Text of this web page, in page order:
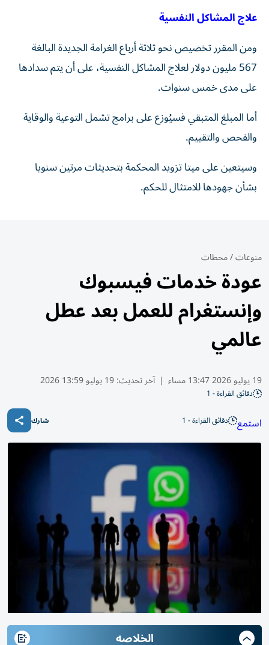
علاج المشاكل النفسية
ومن المقرر تخصيص نحو ثلاثة أرباع الغرامة الجديدة البالغة
567 مليون دولار لعلاج المشاكل النفسية، على أن يتم سدادها
على مدى خمس سنوات.
أما المبلغ المتبقي فسيُوزع على برامج تشمل التوعية والوقاية
والفحص والتقييم.
وسيتعين على ميتا تزويد المحكمة بتحديثات مرتين سنويا
بشأن جهودها للامتثال للحكم.
منوعات/محطات
عودة خدمات فيسبوك
وإنستغرام للعمل بعد عطل
عالمي
19 يوليو 2026 13:47 مساء | آخر تحديث:19 يوليو 13:59 2026
دقائق القراءة - 1
استمع دقائق القراءة - 1 شارك
الخلاصه